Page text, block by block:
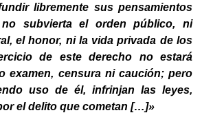
libremente sus pensamientos
subvierta el orden público, ni
el honor, ni la vida privada de los
de este derecho no estará
examen, censura ni caución; pero
uso de él, infrinjan las leyes,
el delito que cometan […]»